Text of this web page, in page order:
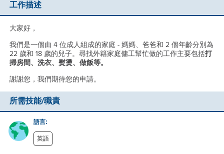
工作描述
大家好，
我們是一個由 4 位成人組成的家庭 - 媽媽、爸爸和 2 個年齡分別為
22 歲和 18 歲的兒子。尋找外籍家庭傭工幫忙做的工作主要包括打
掃房間、洗衣、熨燙、做飯等。
謝謝您，我們期待您的申請。
所需技能/職責
語言:
英語